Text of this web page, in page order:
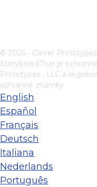
© 2026 - Clever
StoryboardThat je
Prototypes , LLC a
ochranné známky
English
Español
Français
Deutsch
Italiana
Nederlands
Português